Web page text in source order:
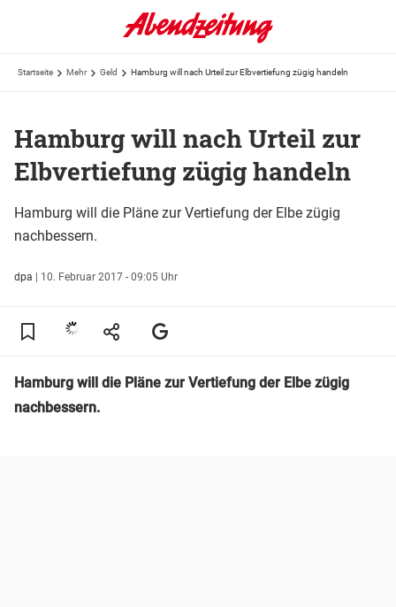
Startseite Mehr Geld Hamburg will nach Urteil zur Elbvertiefung zügig handeln
Hamburg will nach Urteil zur
Elbvertiefung zügig handeln
Hamburg will die Pläne zur Vertiefung der Elbe zügig
nachbessern.
dpa | 10. Februar 2017 - 09:05 Uhr
Hamburg will die Pläne zur Vertiefung der Elbe zügig
nachbessern.